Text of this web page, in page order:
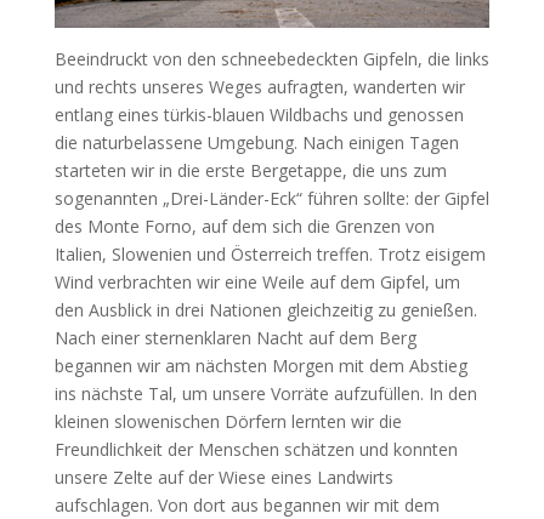
Beeindruckt von den schneebedeckten Gipfeln, die links
und rechts unseres Weges aufragten, wanderten wir
entlang eines türkis-blauen Wildbachs und genossen
die naturbelassene Umgebung. Nach einigen Tagen
starteten wir in die erste Bergetappe, die uns zum
sogenannten „Drei-Länder-Eck“ führen sollte: der Gipfel
des Monte Forno, auf dem sich die Grenzen von
Italien, Slowenien und Österreich treffen. Trotz eisigem
Wind verbrachten wir eine Weile auf dem Gipfel, um
den Ausblick in drei Nationen gleichzeitig zu genießen.
Nach einer sternenklaren Nacht auf dem Berg
begannen wir am nächsten Morgen mit dem Abstieg
ins nächste Tal, um unsere Vorräte aufzufüllen. In den
kleinen slowenischen Dörfern lernten wir die
Freundlichkeit der Menschen schätzen und konnten
unsere Zelte auf der Wiese eines Landwirts
aufschlagen. Von dort aus begannen wir mit dem